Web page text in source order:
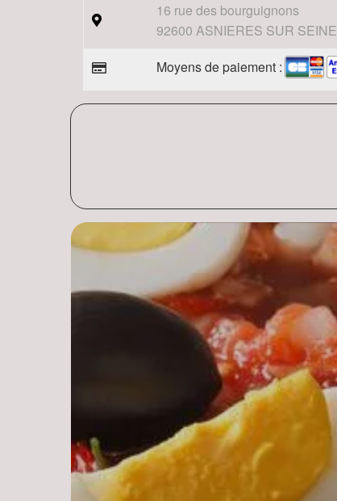
16 rue des bourguignons
92600 ASNIERES SUR SEINE
Moyens de paiement :